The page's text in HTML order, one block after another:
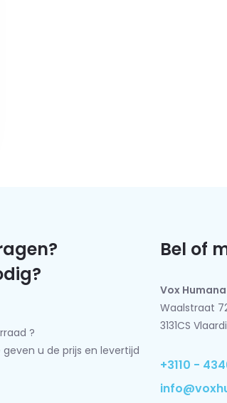
?
u de prijs en levertijd
Bel of
Vox Humana
Waalstraat
3131CS
+3110 -